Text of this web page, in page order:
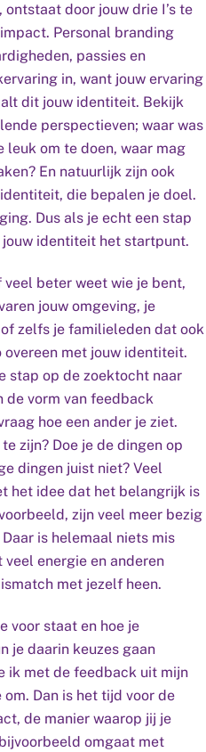
door jouw drie I’s te
Personal branding
passies en
in, want jouw ervaring
dit jouw identiteit. Bekijk
perspectieven; waar was
leuk om te doen, waar mag
En natuurlijk zijn ook
die bepalen je doel.
Dus als je echt een stap
identiteit het startpunt.
beter weet wie je bent,
jouw omgeving, je
zelfs je familieleden dat ook
met jouw identiteit.
stap op de zoektocht naar
de vorm van feedback
hoe een ander je ziet.
zijn? Doe je de dingen op
dingen juist niet? Veel
het idee dat het belangrijk is
zijn veel meer bezig
is helemaal niets mis
energie en anderen
met jezelf heen.
voor staat en hoe je
je daarin keuzes gaan
ik met de feedback uit mijn
Dan is het tijd voor de
de manier waarop jij je
omgaat met